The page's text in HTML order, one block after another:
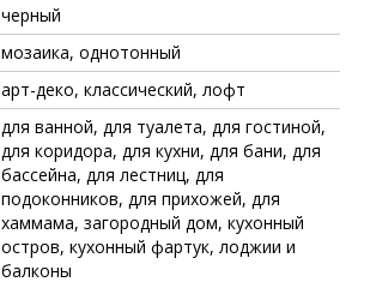
черный
мозаика, однотонный
арт-деко, классический, лофт
для ванной, для туалета, для гостиной,
для коридора, для кухни, для бани, для
бассейна, для лестниц, для
подоконников, для прихожей, для
хаммама, загородный дом, кухонный
остров, кухонный фартук, лоджии и
балконы